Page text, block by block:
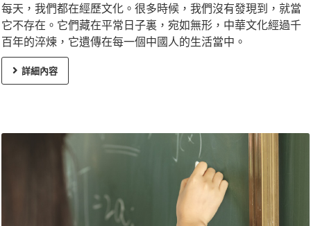
每天，我們都在經歷文化。很多時候，我們沒有發現到，就當
它不存在。它們藏在平常日子裏，宛如無形，中華文化經過千
百年的淬煉，它遺傳在每一個中國人的生活當中。
詳細內容